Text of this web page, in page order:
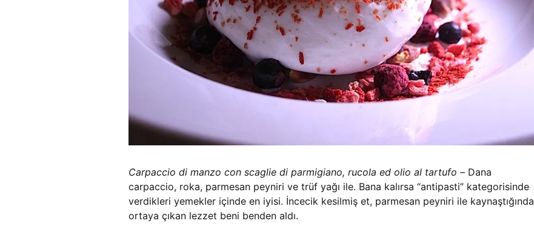
Carpaccio di manzo con scaglie di parmigiano, rucola ed olio al tartufo – Dana
carpaccio, roka, parmesan peyniri ve trüf yağı ile. Bana kalırsa “antipasti” kategorisinde
verdikleri yemekler içinde en iyisi. İncecik kesilmiş et, parmesan peyniri ile kaynaştığında
ortaya çıkan lezzet beni benden aldı.